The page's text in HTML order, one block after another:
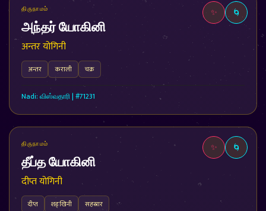
✨ 🌀
திருநாமம்
அந்தர் யோகினி
अन्तर योगिनी
अन्तर कराली चक्र
Nadi: விஸ்வதாரி | #71231
✨ 🌀
திருநாமம்
தீப்த யோகினி
दीप्त योगिनी
दीप्त शङ्खिनी सहस्रार